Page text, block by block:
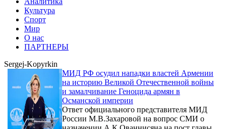
Культура
Спорт
Мир
О нас
ПАРТНЕРЫ
Sergej-Kopyrkin
МИД РФ осудил нападки властей Армении
на историю Великой Отечественной войны
и замалчивание Геноцида армян в
Османской империи
Ответ официального представителя МИД
России М.В.Захаровой на вопрос СМИ о